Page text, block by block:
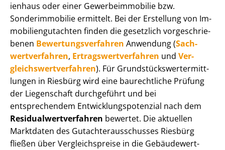
i­en­haus oder einer Ge­wer­be­im­mo­bi­lie bzw.
Sonderimmobilie ermittelt. Bei der Erstellung von Im­
mo­bi­li­en­gut­ach­ten finden die gesetzlich vor­ge­schrie­
be­nen Be­wer­tungs­ver­fah­ren Anwendung (Sach­
wert­ver­fah­ren, Er­trags­wert­ver­fah­ren und Ver­
gleichs­wert­ver­fah­ren). Für Grund­stücks­wert­ermitt­
lun­gen in Riesbürg wird eine baurechtliche Prüfung
der Liegenschaft durchgeführt und bei
entsprechendem Ent­wick­lungs­po­ten­zi­al nach dem
Re­si­du­al­wert­ver­fah­ren bewertet. Die aktuellen
Marktdaten des Gut­ach­ter­aus­schus­ses Riesbürg
fließen über Ver­gleichs­prei­se in die Ge­bäu­de­wert­